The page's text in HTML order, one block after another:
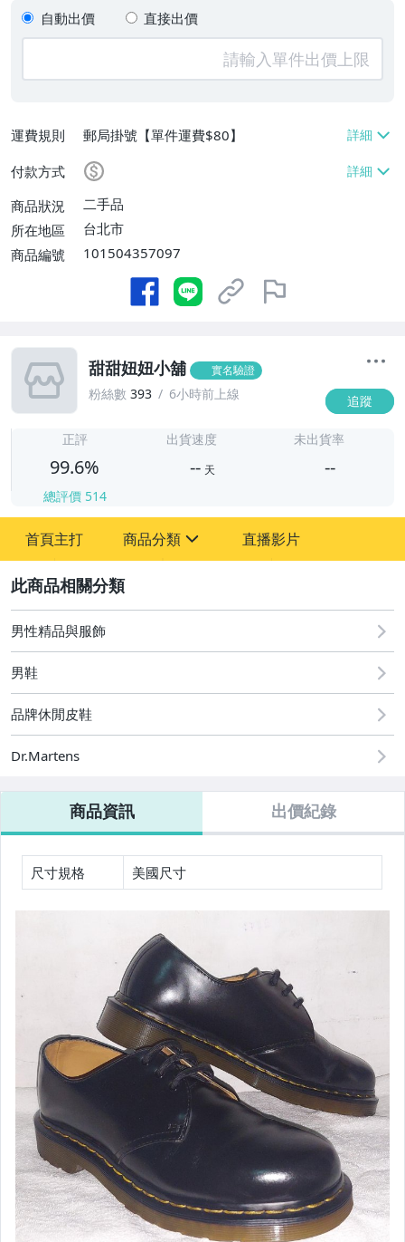
自動出價 直接出價
運費規則
郵局掛號【單件運費$80】
付款方式
商品狀況
二手品
所在地區
台北市
商品編號
101504357097
甜甜妞妞小舖 實名驗證
粉絲數 393 6小時前上線 追蹤
正評
99.6%
總評價 514
出貨速度
-- 天
未出貨率
--
首頁主打 商品分類
嬰幼兒與孕婦
手機、配件與通訊
居家、家具與園藝
男性精品與服飾
手錶與飾品配件
家電與影音視聽
直播影片
男性精品與服飾
男鞋
品牌休閒皮鞋
Dr.Martens
商品資訊 出價紀錄
尺寸規格 美國尺寸